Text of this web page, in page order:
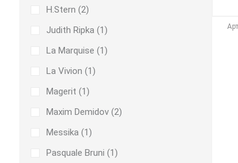
H.Stern (2)
Judith Ripka (1)
La Marquise (1)
La Vivion (1)
Magerit (1)
Maxim Demidov (2)
Messika (1)
Pasquale Bruni (1)